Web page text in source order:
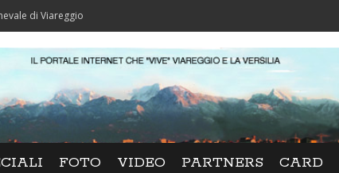
FOTO VIDEO PARTNERS CARD